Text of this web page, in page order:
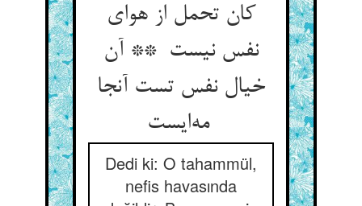
کان تحمل از هوای
نفس نیست ** آن
خیال نفس تست آنجا
مه‌ایست
Dedi ki: O tahammül,
nefis havasında